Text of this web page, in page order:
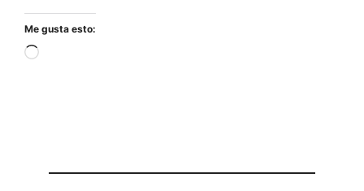
Me gusta esto:
Cargando...